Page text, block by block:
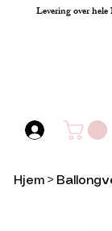
Levering over
Hjem >